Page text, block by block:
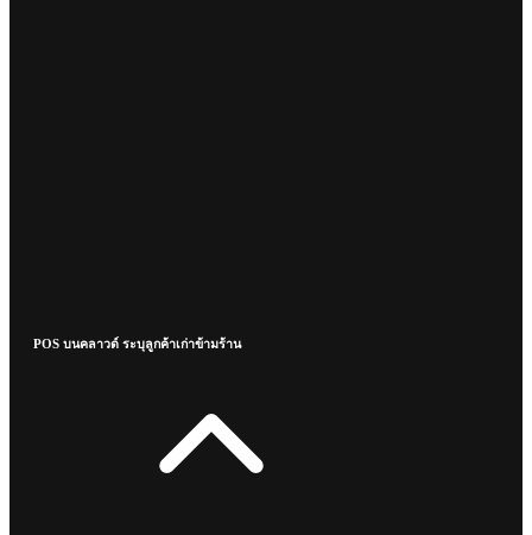
POS บนคลาวด์ ระบุลูกค้าเก่าข้ามร้าน